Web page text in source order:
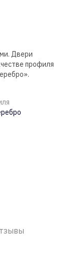
Двери
профиля